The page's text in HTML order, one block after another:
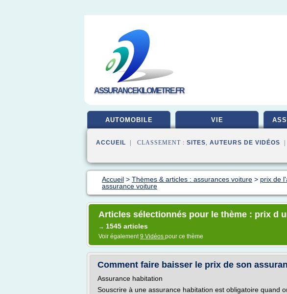
ASSURANCEKILOMETRE.FR
AUTOMOBILE VIE
ACCUEIL | CLASSEMENT : SITES, AUTEURS DE VIDÉOS |
Accueil > Thèmes & articles : assurances voiture > prix de
assurance voiture
Articles sélectionnés pour le thème : prix d
→ 1545 articles
Voir également9 Vidéos pour ce thème
Comment faire baisser le prix de son
Assurance habitation
Souscrire à une assurance habitation est obligatoire quand